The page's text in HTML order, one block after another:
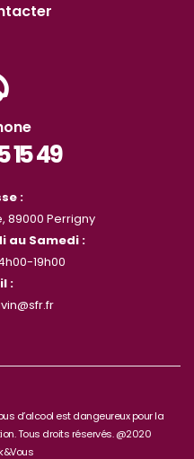
15 49
:
89000 Perrigny
au Samedi :
19h00
:
d’alcool est dangeureux pour la
Tous droits réservés. @2020